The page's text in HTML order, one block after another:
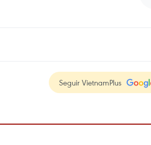
Seguir VietnamPlus